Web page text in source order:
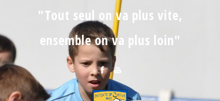
"Tout seul on va plus vite,
ensemble on va plus loin"